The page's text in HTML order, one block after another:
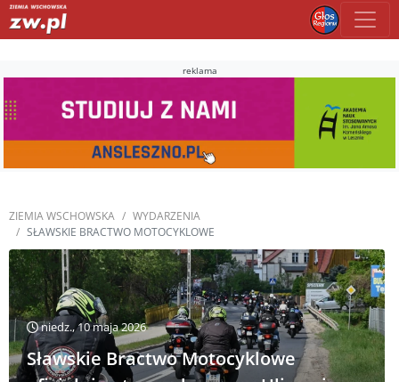
reklama
ZIEMIA WSCHOWSKA
WYDARZENIA
SŁAWSKIE BRACTWO MOTOCYKLOWE
niedz., 10 maja 2026
Sławskie Bractwo Motocyklowe